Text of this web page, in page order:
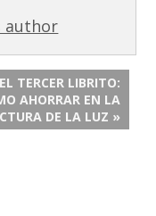
author
EL TERCER LIBRITO:
AHORRAR EN LA
DE LA LUZ »